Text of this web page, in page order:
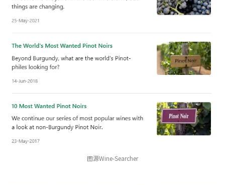
图源Wine-Searcher